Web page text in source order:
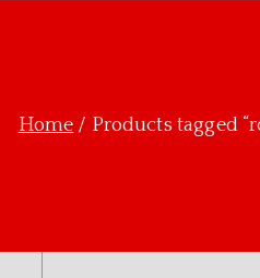
Home Products tagged